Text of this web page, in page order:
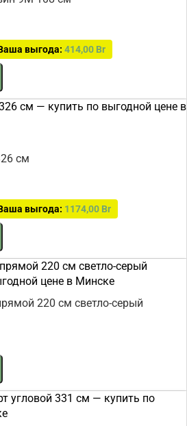
выгода: 414,00 Br
см
выгода: 1174,00 Br
220 см светло-серый